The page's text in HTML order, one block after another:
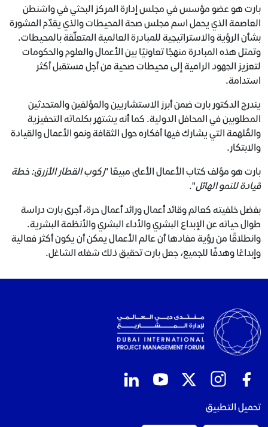
بارت هو عضو مؤسس في مجلس إدارة المركز البحثي في واشنطن
العاصمة الذي يحمل اسم مجلس صحة المحيطات والذي يقدّم المشورة
بشأن الرؤية والاستراتيجية للمبادرة العالمية المتعلّقة بالمحيطات.
وتمثل هذه المبادرة منهجًا تعاونيًا بين الأعمال والعلوم والحكومات
لتعزيز الجهود الرامية إلى محيطات صحية من أجل مستقبل أكثر
استدامة.
يندرج الدكتور بارت ضمن أبرز الاستشاريين والمؤلفين والمتحدثين
المطلوبين في المحافل الدولية. كما أنه يشتهر بكلماته التحفيزية
والمُلهمة التي يشارك فيها أفكاره حول الثقافة ونمو الأعمال والقيادة
والابتكار.
بارت هو مؤلف كتاب الأعمال الأعلى مبيعًا "ركوب القطار الأزرق: خطة
قيادة للنمو الهائل".
بفضل خلفيته كعالم وقائد أعمال ورائد أعمال حرة، أجرى بارت دراسة
طوال حياته عن الإبداع البشري والأداء البشري والأنظمة البشرية.
وانطلاقًا من رؤية مفادها أن عالم الأعمال يمكن أن يكون أكثر فعالية
وإبداعًا وهدفًا للجميع، جعل بارت تحقيق ذلك شغله الشاغل.
تحميل التطبيق